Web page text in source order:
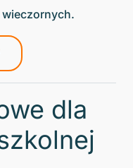
wieczornych.
dla